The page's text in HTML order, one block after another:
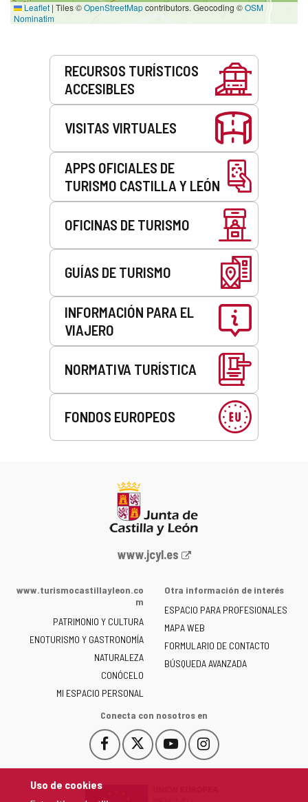
Uso de cookies
Leaflet | Tiles ©OpenStreetMapcontributors. Geocoding ©OSM
Nominatim
RECURSOS TURÍSTICOS
ACCESIBLES
VISITAS VIRTUALES
APPS OFICIALES DE
TURISMO CASTILLA Y LEÓN
OFICINAS DE TURISMO
GUÍAS DE TURISMO
INFORMACIÓN PARA EL
VIAJERO
NORMATIVA TURÍSTICA
FONDOS EUROPEOS
Portal
la
de
Castilla
y
León
-
www.jcyl.es
www.turismocastillayleon.co
m
PATRIMONIO Y CULTURA
ENOTURISMO Y GASTRONOMÍA
NATURALEZA
CONÓCELO
MI ESPACIO PERSONAL
Otra información de interés
ESPACIO PARA PROFESIONALES
MAPA WEB
FORMULARIO DE CONTACTO
BÚSQUEDA AVANZADA
Conecta con nosotros en
Facebook
Este
enlace
Este
enlace
YouTube
Este
enlace
Instagram
Este
enlace